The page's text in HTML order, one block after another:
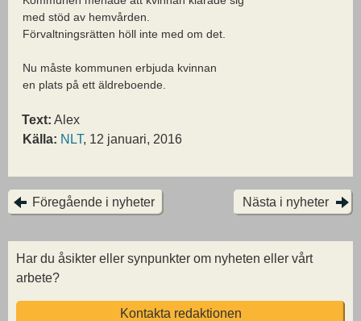
med stöd av hemvården.
Förvaltningsrätten höll inte med om det.
Nu måste kommunen erbjuda kvinnan
en plats på ett äldreboende.
Text: Alex
Källa: NLT, 12 januari, 2016
Föregående i nyheter Nästa i nyheter
Har du åsikter eller synpunkter om nyheten eller vårt
arbete?
Kontakta redaktionen